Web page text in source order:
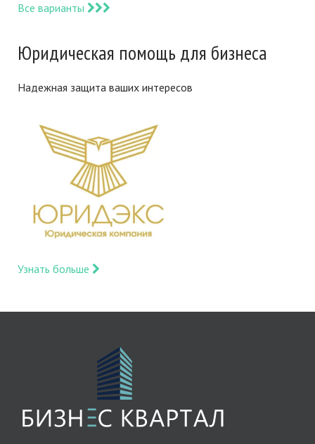
Все варианты
Юридическая помощь для бизнеса
Надежная защита ваших интересов
Узнать больше